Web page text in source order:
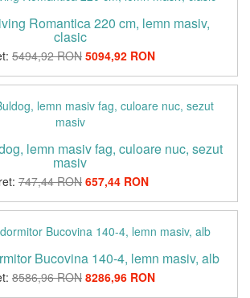
Romantica 220 cm, lemn masiv,
clasic
5494,92 RON 5094,92 RON
lemn masiv fag, culoare nuc, sezut
masiv
747,44 RON 657,44 RON
Bucovina 140-4, lemn masiv, alb
8586,96 RON 8286,96 RON